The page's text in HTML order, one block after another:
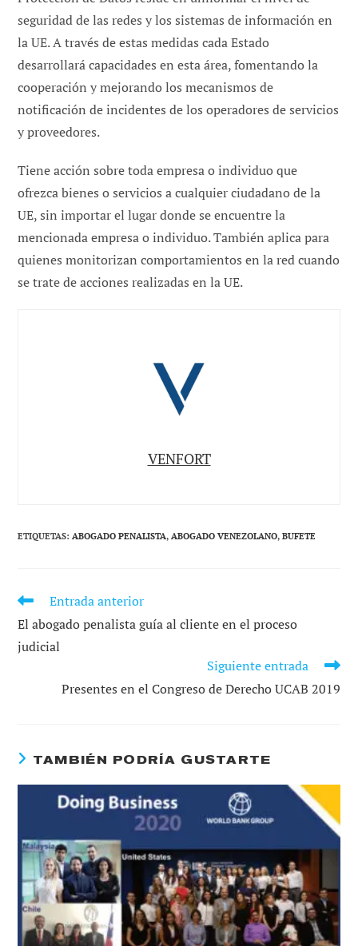
seguridad de las redes y los sistemas de información en
la UE. A través de estas medidas cada Estado
desarrollará capacidades en esta área, fomentando la
cooperación y mejorando los mecanismos de
notificación de incidentes de los operadores de servicios
y proveedores.
Tiene acción sobre toda empresa o individuo que
ofrezca bienes o servicios a cualquier ciudadano de la
UE, sin importar el lugar donde se encuentre la
mencionada empresa o individuo. También aplica para
quienes monitorizan comportamientos en la red cuando
se trate de acciones realizadas en la UE.
VENFORT
ETIQUETAS:ABOGADO PENALISTA, ABOGADO VENEZOLANO, BUFETE
LEER
ARTÍCULOS
Entrada anterior
El abogado penalista guía al cliente en el proceso
judicial
Siguiente entrada
Presentes en el Congreso de Derecho UCAB 2019
TAMBIÉN PODRÍA GUSTARTE